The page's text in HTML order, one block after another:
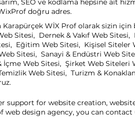
SEO ve kodlama hepsine ait
doğru adres.
Karapürçek WİX Prof olarak sizin
Sitesi, Dernek & Vakıf Web
Eğitim Web Sitesi, Kişisel Siteler
Sitesi, Sanayi & Endüstri Web
İçme Web Sitesi, Şirket Web Siteleri
Web Sitesi, Turizm &
support for website creation,
web design agency, you can